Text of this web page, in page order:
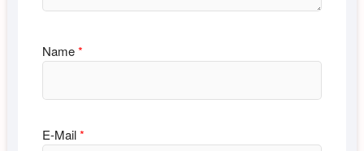
Name*
E-Mail*